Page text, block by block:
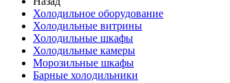
Холодильное оборудование
Холодильные витрины
Холодильные шкафы
Холодильные камеры
Морозильные шкафы
Барные холодильники